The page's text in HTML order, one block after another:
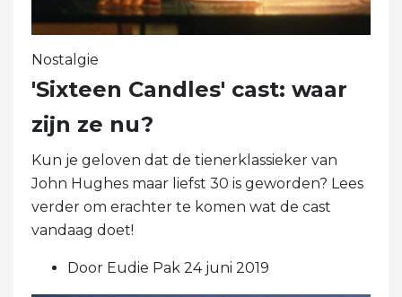
Nostalgie
'Sixteen Candles' cast: waar
zijn ze nu?
Kun je geloven dat de tienerklassieker van
John Hughes maar liefst 30 is geworden? Lees
verder om erachter te komen wat de cast
vandaag doet!
Door Eudie Pak 24 juni 2019